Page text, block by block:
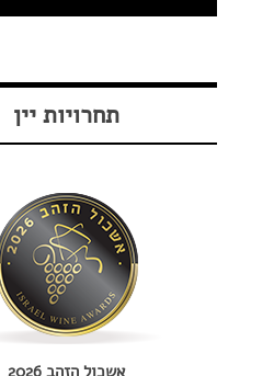
תחרויות יין
אשכול הזהב 2026